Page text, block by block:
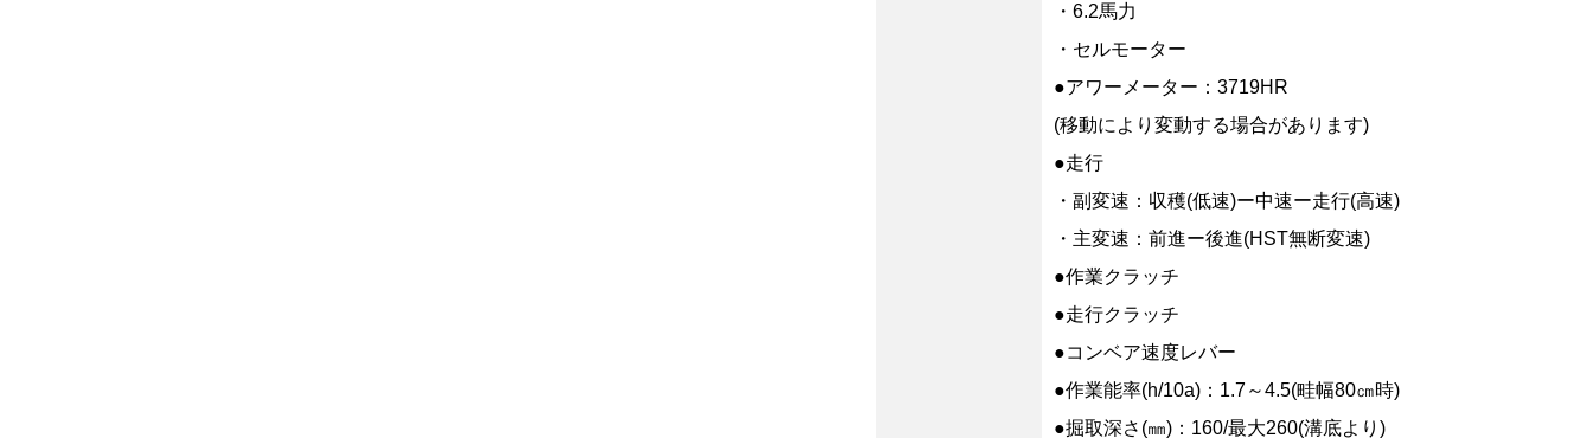
・6.2馬力
・セルモーター
●アワーメーター：3719HR
(移動により変動する場合があります)
●走行
・副変速：収穫(低速)ー中速ー走行(高速)
・主変速：前進ー後進(HST無断変速)
●作業クラッチ
●走行クラッチ
●コンベア速度レバー
●作業能率(h/10a)：1.7～4.5(畦幅80㎝時)
●掘取深さ(㎜)：160/最大260(溝底より)